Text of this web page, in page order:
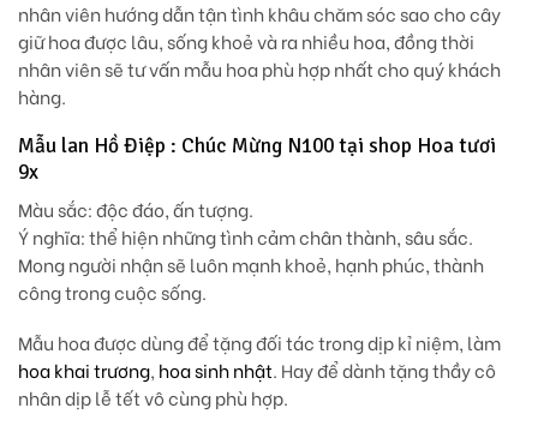
nhân viên hướng dẫn tận tình khâu chăm sóc sao cho cây
giữ hoa được lâu, sống khoẻ và ra nhiều hoa, đồng thời
nhân viên sẽ tư vấn mẫu hoa phù hợp nhất cho quý khách
hàng.
Mẫu lan Hồ Điệp : Chúc Mừng N100 tại shop Hoa tươi
9x
Màu sắc: độc đáo, ấn tượng.
Ý nghĩa: thể hiện những tình cảm chân thành, sâu sắc.
Mong người nhận sẽ luôn mạnh khoẻ, hạnh phúc, thành
công trong cuộc sống.
Mẫu hoa được dùng để tặng đối tác trong dịp kỉ niệm, làm
hoa khai trương, hoa sinh nhật. Hay để dành tặng thầy cô
nhân dịp lễ tết vô cùng phù hợp.